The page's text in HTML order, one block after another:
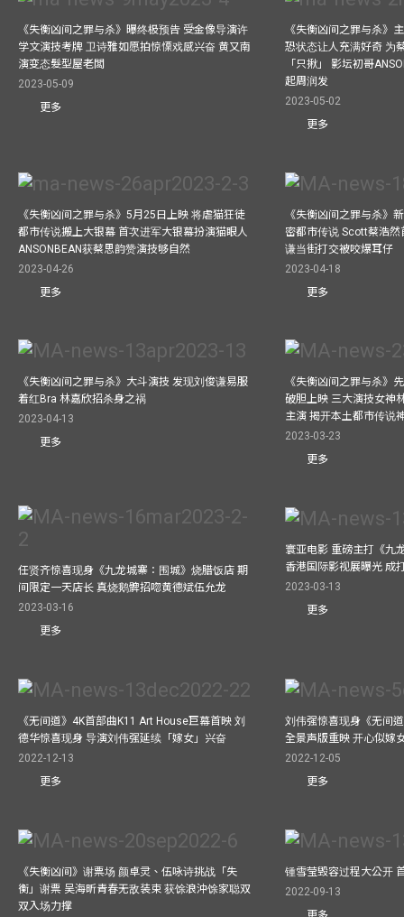
《失衡凶间之罪与杀》曝终极预告 受金像导演许
学文演技考牌 卫诗雅如愿拍惊慄戏感兴奋 黄又南
演变态髮型屋老闆
2023-05-09
更多
《失衡凶间之罪与杀》
恐状态让人充满好奇 为
「只揪」 影坛初哥
起周润发
2023-05-02
更多
《失衡凶间之罪与杀》5月25日上映 将虐猫狂徒
都市传说搬上大银幕 首次进军大银幕扮演猫眼人
ANSONBEAN获蔡思韵赞演技够自然
2023-04-26
更多
《失衡凶间之罪与杀》
密都市传说 Scott蔡浩
谦当街打交被咬爆耳仔
2023-04-18
更多
《失衡凶间之罪与杀》大斗演技 发现刘俊谦易服
着红Bra 林嘉欣招杀身之祸
2023-04-13
更多
《失衡凶间之罪与杀》
破胆上映 三大演技女神
主演 揭开本土都市传说
2023-03-23
更多
任贤齐惊喜现身《九龙城寨：围城》烧腊饭店 期
间限定一天店长 真烧鹅髀招唿黄德斌伍允龙
2023-03-16
更多
寰亚电影 重磅主打《九
香港国际影视展曝光 成
2023-03-13
更多
《无间道》4K首部曲K11 Art House巨幕首映 刘
德华惊喜现身 导演刘伟强延续「嫁女」兴奋
2022-12-13
更多
刘伟强惊喜现身《无间
全景声版重映 开心似嫁
2022-12-05
更多
《失衡凶间》谢票场 颜卓灵、伍咏诗挑战「失
衡」谢票 吴海昕青春无敌装束 获馀浪沖馀家聪双
双入场力撑
锺雪莹毁容过程大公开
2022-09-13